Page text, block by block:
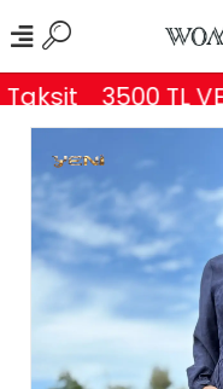
3500 TL VE